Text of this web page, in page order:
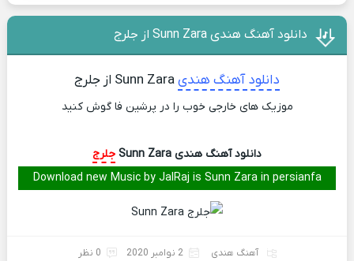
دانلود آهنگ هندی Sunn Zara از جلرج
دانلود آهنگ هندی
موزیک های خارجی خوب را در پرشین فا گوش کنید
دانلود آهنگ هندی Sunn Zara
جلرج
Download new Music by JalRaj is Sunn Zara in persianfa
آهنگ هندی 2 نوامبر 2020 0 نظر